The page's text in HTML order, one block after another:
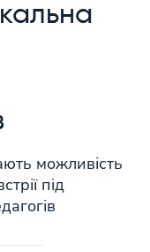
можливість
під